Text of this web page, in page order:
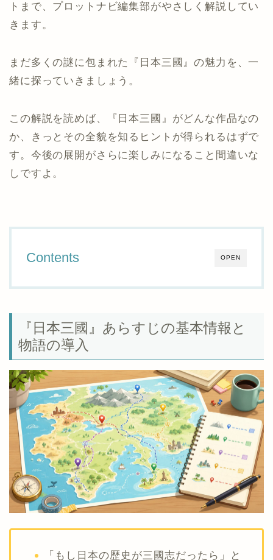
トまで、プロットナビ編集部がやさしく解説してい
きます。
まだ多くの謎に包まれた『日本三國』の魅力を、一
緒に探っていきましょう。
この解説を読めば、『日本三國』がどんな作品なの
か、きっとその全貌を知るヒントが得られるはずで
す。今後の展開がさらに楽しみになること間違いな
しですよ。
OPEN
Contents
『日本三國』あらすじの基本情報と
物語の導入
「もし日本の歴史が三國志だったら」と